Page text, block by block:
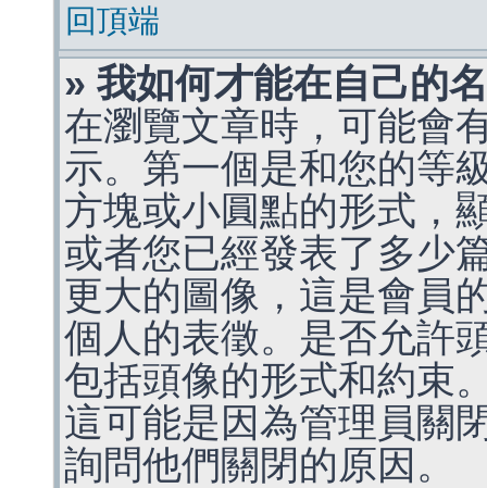
回頂端
» 我如何才能在自己的
在瀏覽文章時，可能會
示。第一個是和您的等
方塊或小圓點的形式，
或者您已經發表了多少
更大的圖像，這是會員
個人的表徵。是否允許
包括頭像的形式和約束
這可能是因為管理員關
詢問他們關閉的原因。